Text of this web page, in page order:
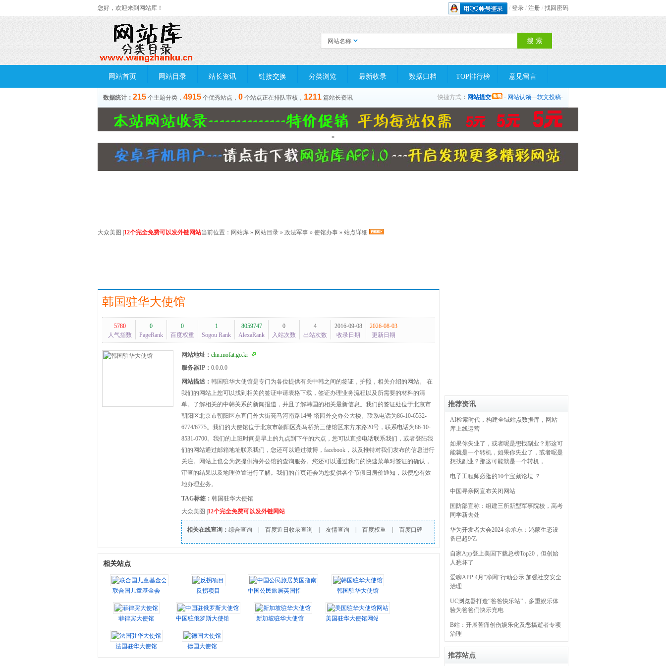
您好，欢迎来到网站库！ / 登录 / 注册 / 找回密码
网站名称
网站首页 网站目录 站长资讯 链接交换 分类浏览 最新收录 数据归档 TOP排行榜 意见留言
数据统计： 215 个主题分类， 4915 个优秀站点， 0 个站点正在排队审核， 1211 篇站长资讯 快捷方式 ： 网站提交 - 网站认领—软文投稿-
*
大众美图 12个完全免费可以发外链网站当前位置： 网站库 » 网站目录 » 政法军事 » 使馆办事 » 站点详细
韩国驻华大使馆
5780
人气指数
0
PageRank
0
百度权重
1
Sogou Rank
8059747
AlexaRank
0
入站次数
4
出站次数
2016-09-08
收录日期
2026-08-03
更新日期
网站地址： chn.mofat.go.kr
服务器IP： 0.0.0.0
网站描述： 韩国驻华大使馆是专门为各位提供有关中韩之间的签证，护照，相关介绍的网站。 在
我们的网站上您可以找到相关的签证申请表格下载，签证办理业务流程以及所需要的材料的清
单。了解相关的中韩关系的新闻报道，并且了解韩国的相关最新信息。我们的签证处位于北京市
朝阳区北京市朝阳区东直门外大街亮马河南路14号 塔园外交办公大楼。联系电话为86-10-6532-
6774/6775。我们的大使馆位于北京市朝阳区亮马桥第三使馆区东方东路20号，联系电话为86-10-
8531-0700。我们的上班时间是早上的九点到下午的六点，您可以直接电话联系我们，或者登陆我
们的网站通过邮箱地址联系我们，您还可以通过微博，facebook，以及推特对我们发布的信息进行
关注。网站上也会为您提供海外公馆的查询服务。您还可以通过我们的快速菜单对签证的确认，
审查的结果以及地理位置进行了解。我们的首页还会为您提供各个节假日房价通知，以便您有效
地办理业务。
TAG标签： 韩国驻华大使馆
大众美图 12个完全免费可以发外链网站
相关在线查询： 综合查询 百度近日收录查询 友情查询 百度权重 百度口碑
相关站点
联合国儿童基金会 反拐项目 中国公民旅居英国指南 韩国驻华大使馆
菲律宾大使馆 中国驻俄罗斯大使馆 新加坡驻华大使馆 美国驻华大使馆网站
法国驻华大使馆 德国大使馆
推荐资讯
AI检索时代，构建全域站点数据库，网站
库上线运营
如果你失业了，或者呢是想找副业？那这可
能就是一个转机，如果你失业了，或者呢是
想找副业？那这可能就是一个转机，
电子工程师必逛的10个宝藏论坛 ？
中国寻亲网宣布关闭网站
国防部宣称：组建三所新型军事院校，高考
同学新去处
华为开发者大会2024 余承东：鸿蒙生态设
备已超9亿
自家App登上美国下载总榜Top20，但创始
人愁坏了
爱聊APP 4月“净网”行动公示 加强社交安全
治理
UC浏览器打造“爸爸快乐站”，多重娱乐体
验为爸爸们快乐充电
B站：开展苦痛创伤娱乐化及恶搞逝者专项
治理
推荐站点